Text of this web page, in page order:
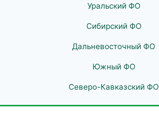
Уральский ФО
Сибирский ФО
Дальневосточный ФО
Южный ФО
Северо-Кавказский ФО